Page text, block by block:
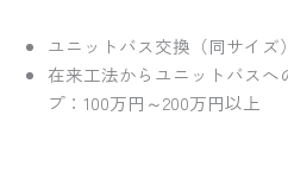
ユニットバス交換（同サイズ
在来工法からユニットバスへ
プ：100万円～200万円以上